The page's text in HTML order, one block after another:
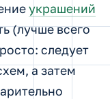
украшений
(лучше всего
следует
а затем